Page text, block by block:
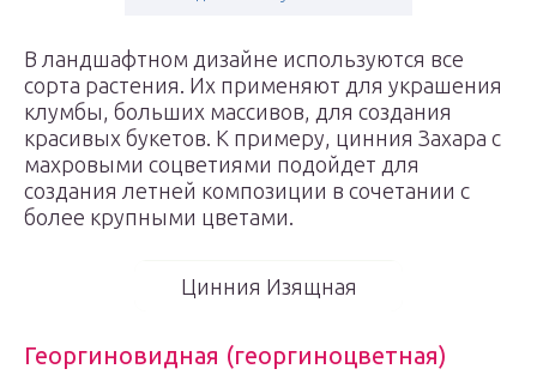
В ландшафтном дизайне используются все
сорта растения. Их применяют для украшения
клумбы, больших массивов, для создания
красивых букетов. К примеру, цинния Захара с
махровыми соцветиями подойдет для
создания летней композиции в сочетании с
более крупными цветами.
Цинния Изящная
Георгиновидная (георгиноцветная)